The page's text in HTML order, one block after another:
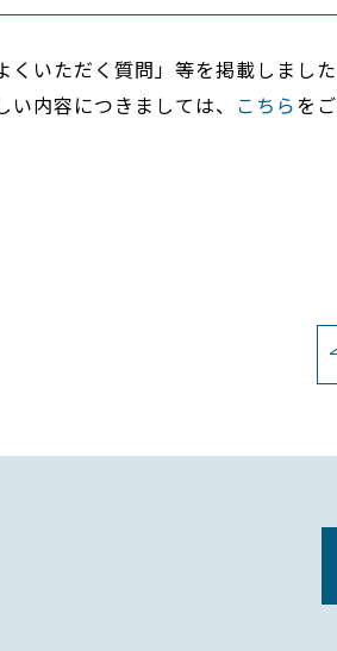
くいただく質問」等を掲載しました
い内容につきましては、 こちらを